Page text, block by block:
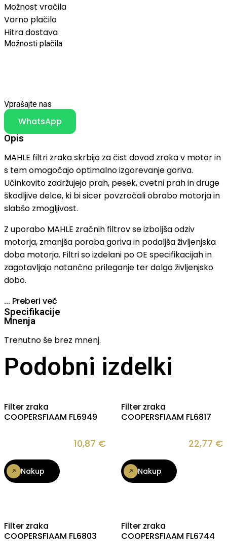
Možnost vračila
Varno plačilo
Hitra dostava
Možnosti plačila
Vprašajte nas
WhatsApp
Opis
MAHLE filtri zraka skrbijo za čist dovod zraka v motor in
s tem omogočajo optimalno izgorevanje goriva.
Učinkovito zadržujejo prah, pesek, cvetni prah in druge
škodljive delce, ki bi sicer povzročali obrabo motorja in
slabšo zmogljivost.
Z uporabo MAHLE zračnih filtrov se izboljša odziv
motorja, zmanjša poraba goriva in podaljša življenjska
doba motorja. Filtri so izdelani po OE specifikacijah in
zagotavljajo natančno prileganje ter dolgo življenjsko
dobo.
... Preberi več
Specifikacije
Mnenja
Trenutno še brez mnenj.
Podobni izdelki
Filter zraka
COOPERSFIAAM FL6949
10,87 €
Nakup
Filter zraka
COOPERSFIAAM FL6817
22,77 €
Nakup
Filter zraka
COOPERSFIAAM FL6803
Filter zraka
COOPERSFIAAM FL6744